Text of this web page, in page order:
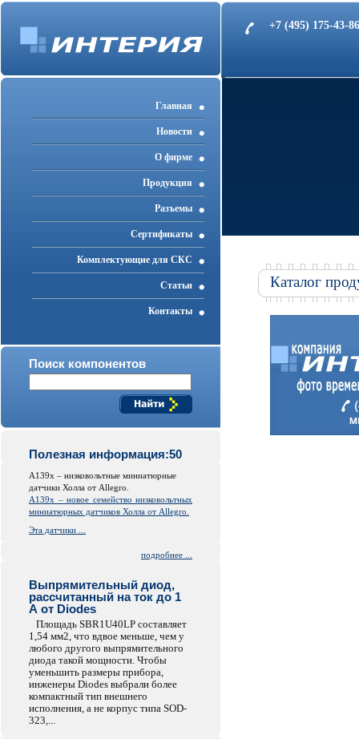
+7 (495) 175-43-
Главная
Новости
О фирме
Продукция
Разъемы
Cертификаты
Комплектующие для СКС
Статьи
Контакты
Поиск компонентов
Полезная информация:50
A139x – низковольтные миниатюрные
датчики Холла от Allegro.
A139x – новое семейство низковольтных
миниатюрных датчиков Холла от Allegro.
Эта датчики ...
подробнее ...
Выпрямительный диод,
рассчитанный на ток до 1
А от Diodes
Площадь SBR1U40LP составляет
1,54 мм2, что вдвое меньше, чем у
любого другого выпрямительного
диода такой мощности. Чтобы
уменьшить размеры прибора,
инженеры Diodes выбрали более
компактный тип внешнего
исполнения, а не корпус типа SOD-
323,...
Каталог